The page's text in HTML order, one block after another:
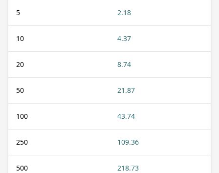
5 2.18
10 4.37
20 8.74
50 21.87
100 43.74
250 109.36
500 218.73